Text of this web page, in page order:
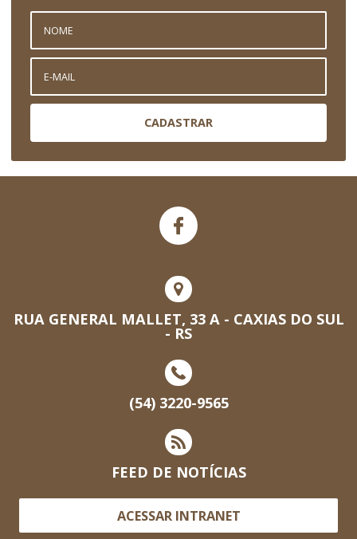
CADASTRAR
RUA GENERAL MALLET, 33 A - CAXIAS DO SUL
- RS
(54) 3220-9565
FEED DE NOTÍCIAS
ACESSAR INTRANET